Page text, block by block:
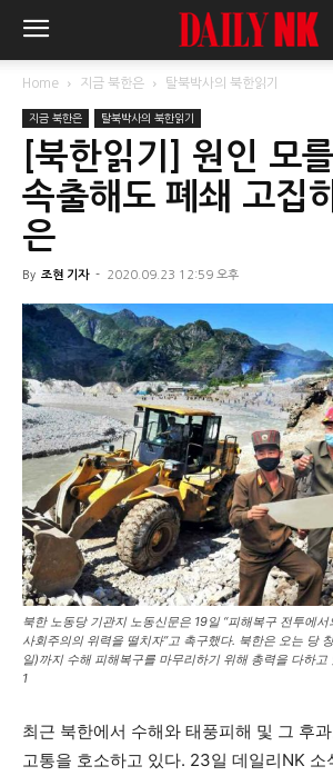
Home 지금 북한은 탈북박사의 북한읽기
지금 북한은 탈북박사의 북한읽기
[북한읽기] 원인 모
속출해도 폐쇄 고집
은
By 조현 기자 - 2020.09.23 12:59 오후
북한 노동당 기관지 노동신문은 19일 “피해복구 전투에
사회주의의 위력을 떨치자”고 촉구했다. 북한은 오는 당
일)까지 수해 피해복구를 마무리하기 위해 총력을 다하고
1
최근 북한에서 수해와 태풍피해 및 그 후
고통을 호소하고 있다. 23일 데일리NK 소